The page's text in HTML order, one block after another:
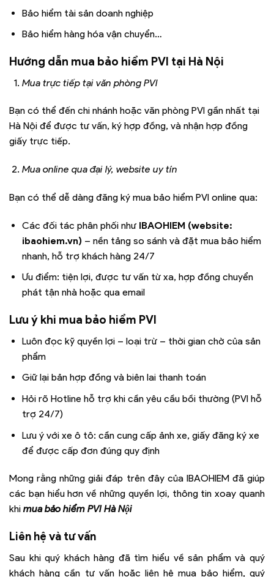
Bảo hiểm tài sản doanh nghiệp
Bảo hiểm hàng hóa vận chuyển…
Hướng dẫn mua bảo hiểm PVI tại Hà Nội
Mua trực tiếp tại văn phòng PVI
Bạn có thể đến chi nhánh hoặc văn phòng PVI gần nhất tại
Hà Nội để được tư vấn, ký hợp đồng, và nhận hợp đồng
giấy trực tiếp.
Mua online qua đại lý, website uy tín
Bạn có thể dễ dàng đăng ký mua bảo hiểm PVI online qua:
Các đối tác phân phối như IBAOHIEM (website:
ibaohiem.vn) – nền tảng so sánh và đặt mua bảo hiểm
nhanh, hỗ trợ khách hàng 24/7
Ưu điểm: tiện lợi, được tư vấn từ xa, hợp đồng chuyển
phát tận nhà hoặc qua email
Lưu ý khi mua bảo hiểm PVI
Luôn đọc kỹ quyền lợi – loại trừ – thời gian chờ của sản
phẩm
Giữ lại bản hợp đồng và biên lai thanh toán
Hỏi rõ Hotline hỗ trợ khi cần yêu cầu bồi thường (PVI hỗ
trợ 24/7)
Lưu ý với xe ô tô: cần cung cấp ảnh xe, giấy đăng ký xe
để được cấp đơn đúng quy định
Mong rằng những giải đáp trên đây của IBAOHIEM đã giúp
các bạn hiểu hơn về những quyền lợi, thông tin xoay quanh
khi mua bảo hiểm PVI Hà Nội
Liên hệ và tư vấn
Sau khi quý khách hàng đã tìm hiểu về sản phẩm và quý
khách hàng cần tư vấn hoặc liên hệ mua bảo hiểm, quý